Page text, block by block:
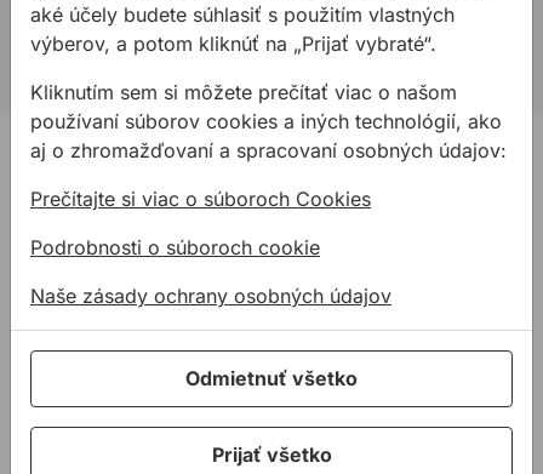
allmedia@allmedia.sk
allmediasro (po-ne 7-22 h)
PRODUKTY
Konštrukčné tepelnoizolačné dosky
Pásky a fólie
PODPORA
Na stiahnutie
aké účely budete súhlasiť s použitím vlastných
výberov, a potom kliknúť na „Prijať vybraté“.
Kliknutím sem si môžete prečítať viac o našom
používaní súborov cookies a iných technológií, ako
aj o zhromažďovaní a spracovaní osobných údajov:
Prečítajte si viac o súboroch Cookies
Podrobnosti o súboroch cookie
Naše zásady ochrany osobných údajov
Odmietnuť všetko
Prijať všetko